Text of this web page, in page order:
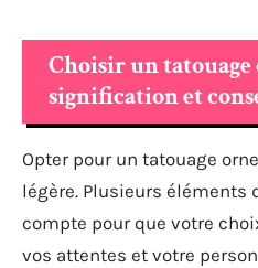
Choisir un
signification et
Opter pour un tatouage
légère. Plusieurs éléments
compte pour que votre
vos attentes et votre